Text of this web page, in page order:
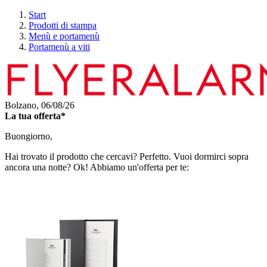
Start
Prodotti di stampa
Menù e portamenù
Portamenù a viti
Bolzano, 06/08/26
La tua offerta*
Buongiorno,
Hai trovato il prodotto che cercavi? Perfetto. Vuoi dormirci sopra
ancora una notte? Ok! Abbiamo un'offerta per te: